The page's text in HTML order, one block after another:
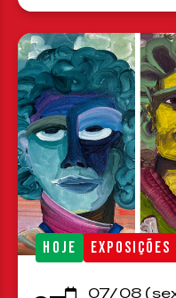
HOJE EXPOSIÇÕES
07/08